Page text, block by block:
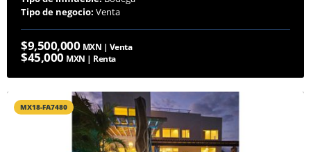
Tipo de negocio: Venta
$9,500,000 MXN | Venta
$45,000 MXN | Renta
MX18-FA7480